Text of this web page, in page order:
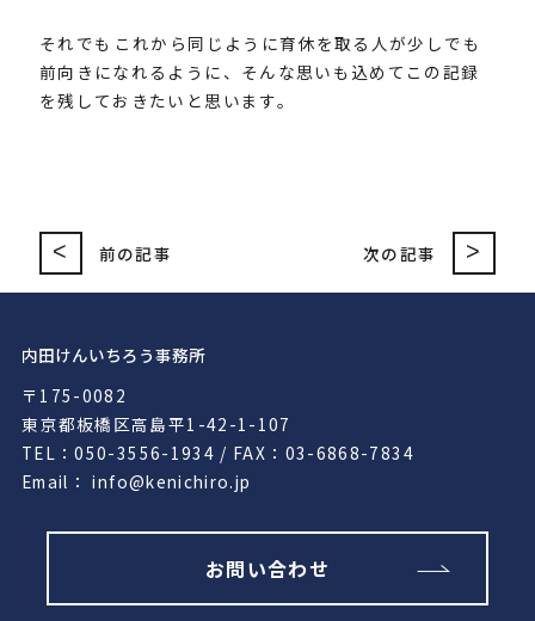
それでも――これから同じように育休を取る人が少しでも
前向きになれるように、そんな思いも込めてこの記録
を残しておきたいと思います。
< 前の記事 >
次の記事
内田けんいちろう事務所
〒175-0082
東京都板橋区高島平1-42-1-107
TEL：050-3556-1934 / FAX：03-6868-7834
Email： info@kenichiro.jp
お問い合わせ